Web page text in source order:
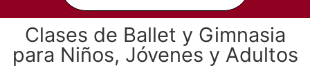
Clases de Ballet y Gimnasia
para Niños, Jóvenes y Adultos